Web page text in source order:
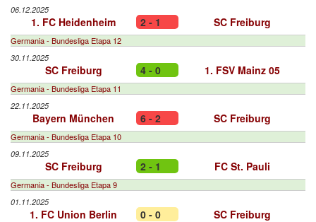
06.12.2025
1. FC Heidenheim 2 - 1 SC Freiburg
Germania - Bundesliga Etapa 12
30.11.2025
SC Freiburg 4 - 0 1. FSV Mainz 05
Germania - Bundesliga Etapa 11
22.11.2025
Bayern München 6 - 2 SC Freiburg
Germania - Bundesliga Etapa 10
09.11.2025
SC Freiburg 2 - 1 FC St. Pauli
Germania - Bundesliga Etapa 9
01.11.2025
1. FC Union Berlin 0 - 0 SC Freiburg